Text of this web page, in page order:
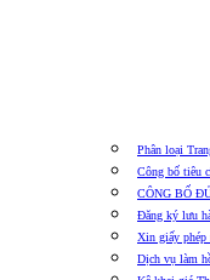
Phân loại
Công bố tiêu
CÔNG BỐ
Đăng ký lưu
Xin giấy phép
Dịch vụ làm